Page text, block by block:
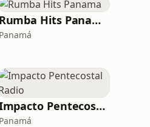
Rumba Hits Panama
Panamá
Impacto Pentecostal Radio
Panamá